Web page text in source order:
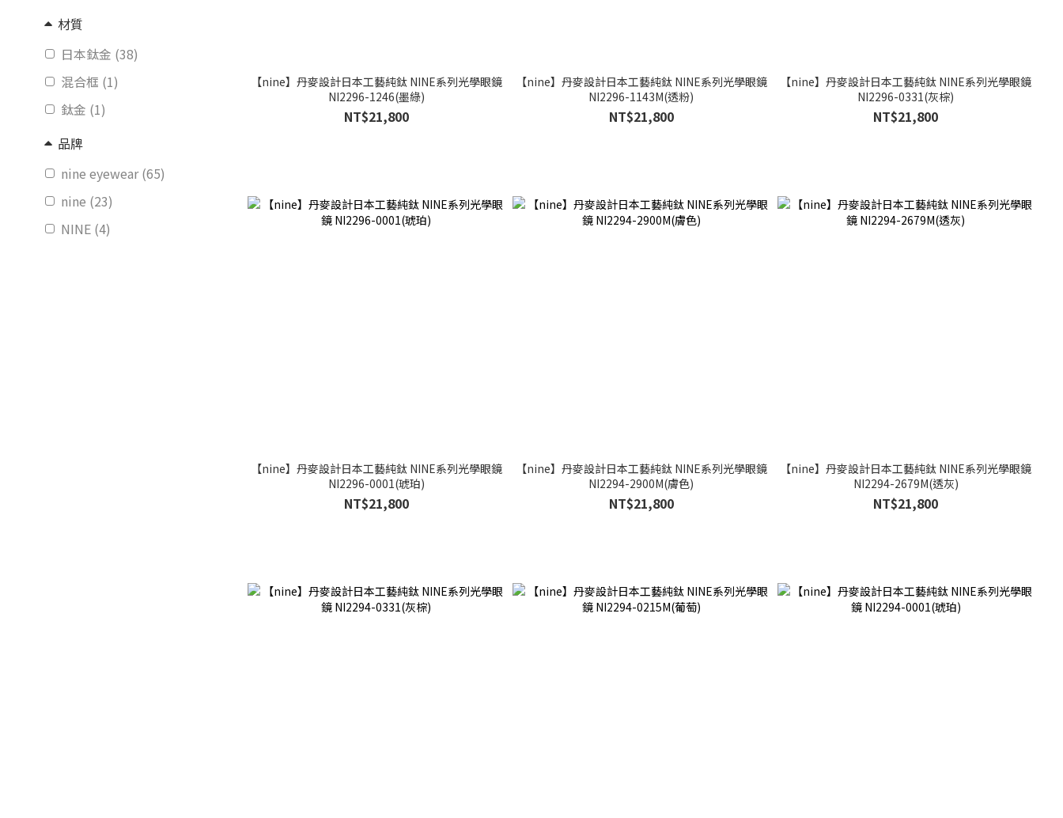
材質
日本鈦金 (38)
混合框 (1)
鈦金 (1)
品牌
nine eyewear (65)
nine (23)
NINE (4)
【nine】丹麥設計日本工藝純鈦 NINE系列光學眼鏡
NI2296-1246(墨綠)
NT$21,800
【nine】丹麥設計日本工藝純鈦 NINE系列光學眼鏡
NI2296-1143M(透粉)
NT$21,800
【nine】丹麥設計日本工藝純鈦 NINE系列光學眼鏡
NI2296-0331(灰棕)
NT$21,800
【nine】丹麥設計日本工藝純鈦 NINE系列光學眼鏡
NI2296-0001(琥珀)
NT$21,800
【nine】丹麥設計日本工藝純鈦 NINE系列光學眼鏡
NI2294-2900M(膚色)
NT$21,800
【nine】丹麥設計日本工藝純鈦 NINE系列光學眼鏡
NI2294-2679M(透灰)
NT$21,800